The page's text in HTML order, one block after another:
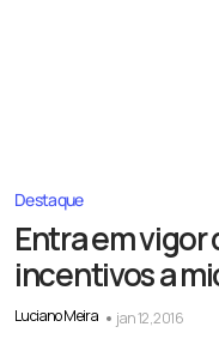
Destaque
Entra em
incentivos a
Luciano Meira jan 12, 2016